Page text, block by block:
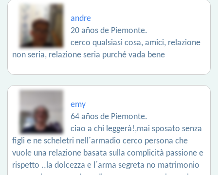
andre
20 años de Piemonte.
cerco qualsiasi cosa, amici, relazione
non seria, relazione seria purché vada bene
emy
64 años de Piemonte.
ciao a chi leggerà!,mai sposato senza
figli e ne scheletri nell´armadio cerco persona che
vuole una relazione basata sulla complicità passione e
rispetto ..la dolcezza e l´arma segreta no matrimonio